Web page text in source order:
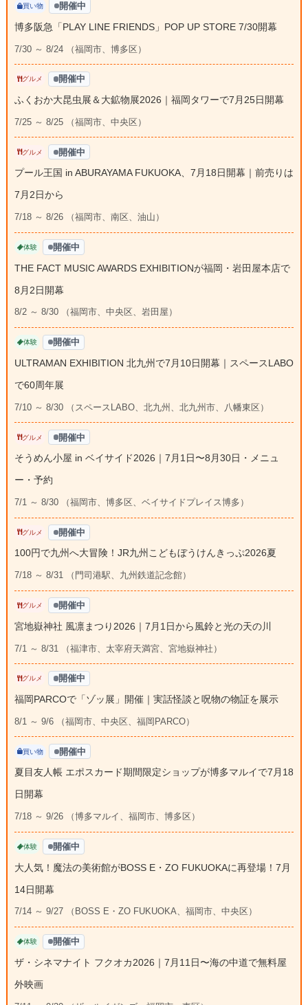
買い物 開催中
博多阪急「PLAY LINE FRIENDS」POP UP STORE 7/30開幕
7/30 ～ 8/24 （福岡市、博多区）
グルメ 開催中
ふくおか大昆虫展＆大鉱物展2026｜福岡タワーで7月25日開幕
7/25 ～ 8/25 （福岡市、中央区）
グルメ 開催中
プール王国 in ABURAYAMA FUKUOKA、7月18日開幕｜前売りは
7月2日から
7/18 ～ 8/26 （福岡市、南区、油山）
体験 開催中
THE FACT MUSIC AWARDS EXHIBITIONが福岡・岩田屋本店で
8月2日開幕
8/2 ～ 8/30 （福岡市、中央区、岩田屋）
体験 開催中
ULTRAMAN EXHIBITION 北九州で7月10日開幕｜スペースLABO
で60周年展
7/10 ～ 8/30 （スペースLABO、北九州、北九州市、八幡東区）
グルメ 開催中
そうめん小屋 in ベイサイド2026｜7月1日〜8月30日・メニュ
ー・予約
7/1 ～ 8/30 （福岡市、博多区、ベイサイドプレイス博多）
グルメ 開催中
100円で九州へ大冒険！JR九州こどもぼうけんきっぷ2026夏
7/18 ～ 8/31 （門司港駅、九州鉄道記念館）
グルメ 開催中
宮地嶽神社 風凛まつり2026｜7月1日から風鈴と光の天の川
7/1 ～ 8/31 （福津市、太宰府天満宮、宮地嶽神社）
グルメ 開催中
福岡PARCOで「ゾッ展」開催｜実話怪談と呪物の物証を展示
8/1 ～ 9/6 （福岡市、中央区、福岡PARCO）
買い物 開催中
夏目友人帳 エポスカード期間限定ショップが博多マルイで7月18
日開幕
7/18 ～ 9/26 （博多マルイ、福岡市、博多区）
体験 開催中
大人気！魔法の美術館がBOSS E・ZO FUKUOKAに再登場！7月
14日開幕
7/14 ～ 9/27 （BOSS E・ZO FUKUOKA、福岡市、中央区）
体験 開催中
ザ・シネマナイト フクオカ2026｜7月11日〜海の中道で無料屋
外映画